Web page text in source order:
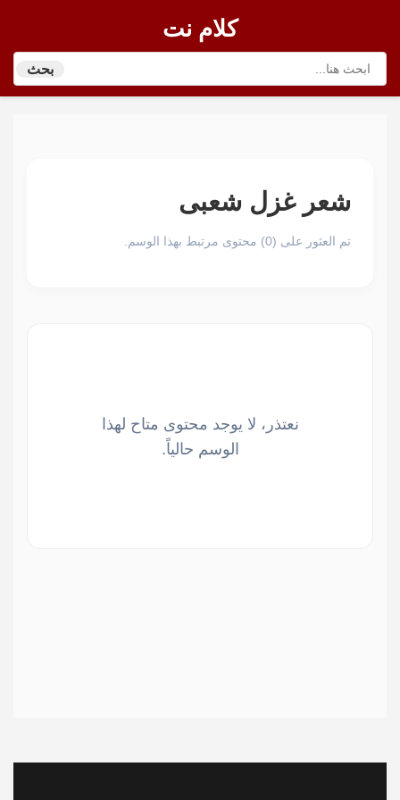
كلام نت
بحث
شعر غزل شعبى
تم العثور على (0) محتوى مرتبط بهذا الوسم.
نعتذر، لا يوجد محتوى متاح لهذا
الوسم حالياً.